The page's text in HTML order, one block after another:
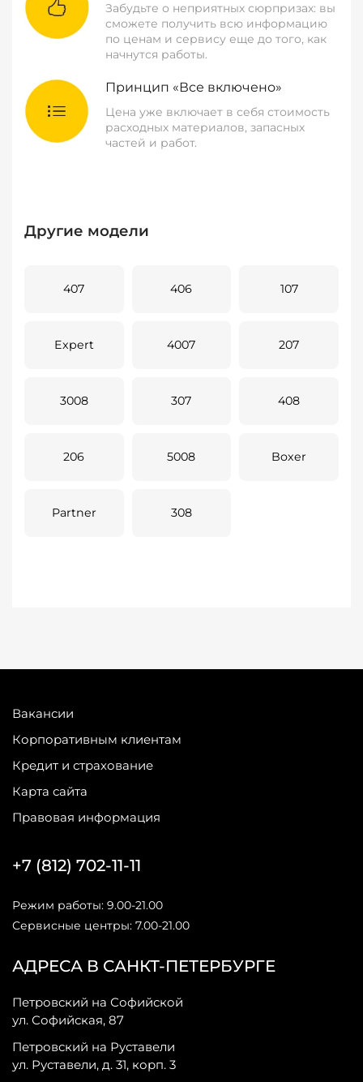
Забудьте о неприятных сюрпризах: вы
сможете получить всю информацию
по ценам и сервису еще до того, как
начнутся работы.
Принцип «Все включено»
Цена уже включает в себя стоимость
расходных материалов, запасных
частей и работ.
Другие модели
407 406 107
Expert 4007 207
3008 307 408
206 5008 Boxer
Partner 308
Вакансии
Корпоративным клиентам
Кредит и страхование
Карта сайта
Правовая информация
АДРЕСА В САНКТ-ПЕТЕРБУРГЕ
Петровский на Софийской
ул. Софийская, 87
Петровский на Руставели
ул. Руставели, д. 31, корп. 3
+7 (812) 702-11-11
Режим работы: 9.00-21.00
Сервисные центры: 7.00-21.00